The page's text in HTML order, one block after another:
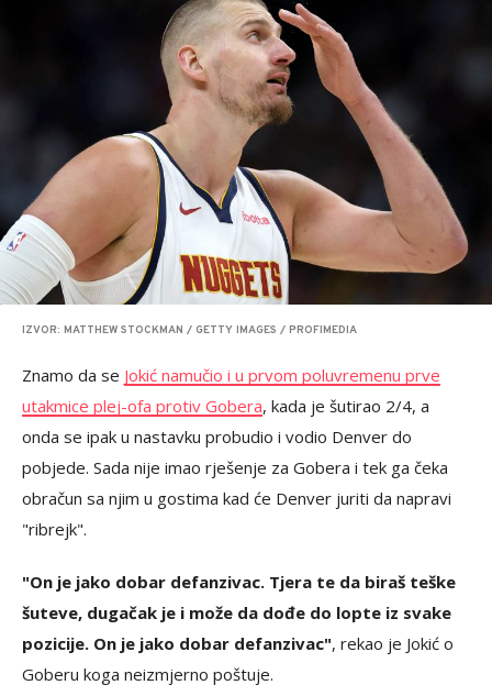
IZVOR: MATTHEW STOCKMAN / GETTY IMAGES / PROFIMEDIA
Znamo da se Jokić namučio i u prvom poluvremenu prve
utakmice plej-ofa protiv Gobera, kada je šutirao 2/4, a
onda se ipak u nastavku probudio i vodio Denver do
pobjede. Sada nije imao rješenje za Gobera i tek ga čeka
obračun sa njim u gostima kad će Denver juriti da napravi
"ribrejk".
"On je jako dobar defanzivac. Tjera te da biraš teške
šuteve, dugačak je i može da dođe do lopte iz svake
pozicije. On je jako dobar defanzivac", rekao je Jokić o
Goberu koga neizmjerno poštuje.